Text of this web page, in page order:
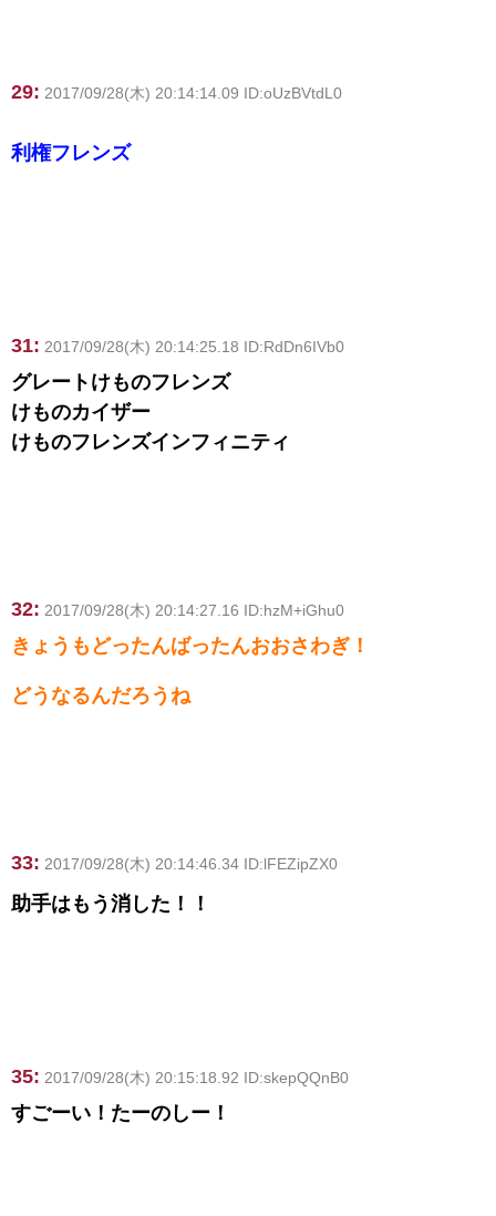
29: 2017/09/28(木) 20:14:14.09 ID:oUzBVtdL0
利権フレンズ
31: 2017/09/28(木) 20:14:25.18 ID:RdDn6IVb0
グレートけものフレンズ
けものカイザー
けものフレンズインフィニティ
32: 2017/09/28(木) 20:14:27.16 ID:hzM+iGhu0
きょうもどったんばったんおおさわぎ！
どうなるんだろうね
33: 2017/09/28(木) 20:14:46.34 ID:lFEZipZX0
助手はもう消した！！
35: 2017/09/28(木) 20:15:18.92 ID:skepQQnB0
すごーい！たーのしー！